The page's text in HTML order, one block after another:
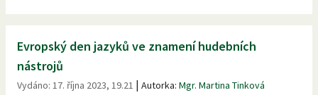
Evropský den jazyků ve znamení hudebních
nástrojů
Vydáno: 17. října 2023, 19.21 | Autorka: Mgr. Martina Tinková